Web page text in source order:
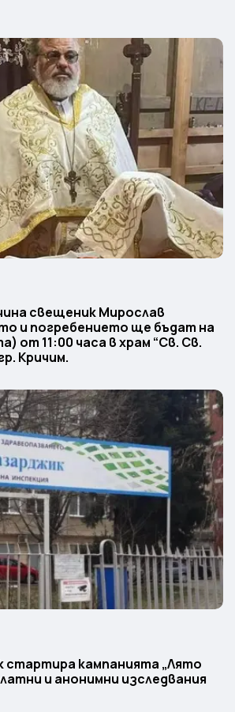
свещеник Мирослав
и погребението ще бъдат на
от 11:00 часа в храм “Св. Св.
Кричим.
стартира кампанията „Лято
и анонимни изследвания